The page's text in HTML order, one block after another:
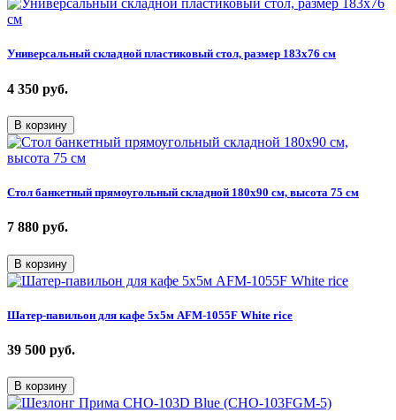
Универсальный складной пластиковый стол, размер 183х76 см
4 350 руб.
В корзину
Стол банкетный прямоугольный складной 180х90 см, высота 75 см
7 880 руб.
В корзину
Шатер-павильон для кафе 5х5м AFM-1055F White rice
39 500 руб.
В корзину